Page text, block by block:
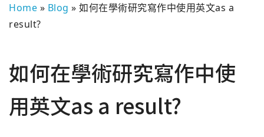
Home » Blog » 如何在學術研究寫作中使用英文as a
result?
如何在學術研究寫作中使
用英文as a result?